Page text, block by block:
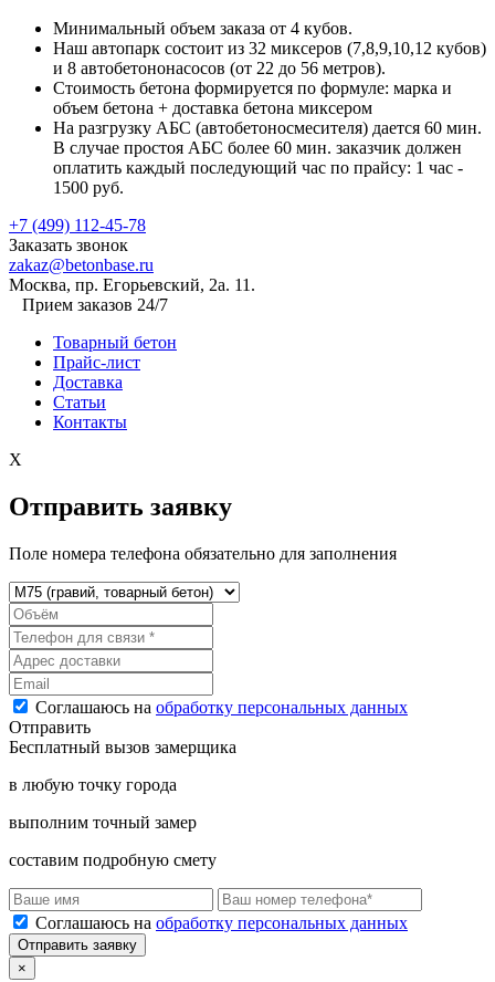
Минимальный объем заказа от 4 кубов.
Наш автопарк состоит из 32 миксеров (7,8,9,10,12 кубов)
и 8 автобетононасосов (от 22 до 56 метров).
Стоимость бетона формируется по формуле: марка и
объем бетона + доставка бетона миксером
На разгрузку АБС (автобетоносмесителя) дается 60 мин.
В случае простоя АБС более 60 мин. заказчик должен
оплатить каждый последующий час по прайсу: 1 час -
1500 руб.
+7 (499) 112-45-78
Заказать звонок
zakaz@betonbase.ru
Москва, пр. Егорьевский, 2а. 11.
Прием заказов 24/7
Товарный бетон
Прайс-лист
Доставка
Статьи
Контакты
X
Отправить заявку
Поле номера телефона обязательно для заполнения
Соглашаюсь на обработку персональных данных
Отправить
Бесплатный вызов замерщика
в любую точку города
выполним точный замер
составим подробную смету
Соглашаюсь на обработку персональных данных
Отправить заявку
×